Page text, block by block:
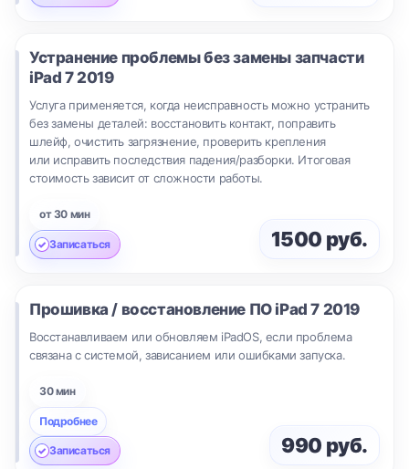
Устранение проблемы без замены запчасти
iPad 7 2019
Услуга применяется, когда неисправность можно устранить
без замены деталей: восстановить контакт, поправить
шлейф, очистить загрязнение, проверить крепления
или исправить последствия падения/разборки. Итоговая
стоимость зависит от сложности работы.
от 30 мин
Записаться 1500 руб.
Прошивка / восстановление ПО iPad 7 2019
Восстанавливаем или обновляем iPadOS, если проблема
связана с системой, зависанием или ошибками запуска.
30 мин
Подробнее
Записаться 990 руб.